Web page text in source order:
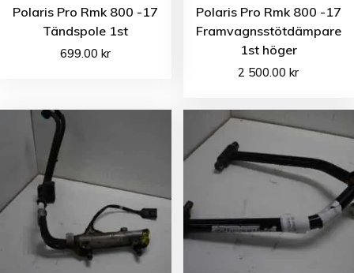
Polaris Pro Rmk 800 -17
Tändspole 1st
699.00kr
Polaris Pro Rmk 800 -17
Framvagnsstötdämpare
1st höger
2 500.00kr